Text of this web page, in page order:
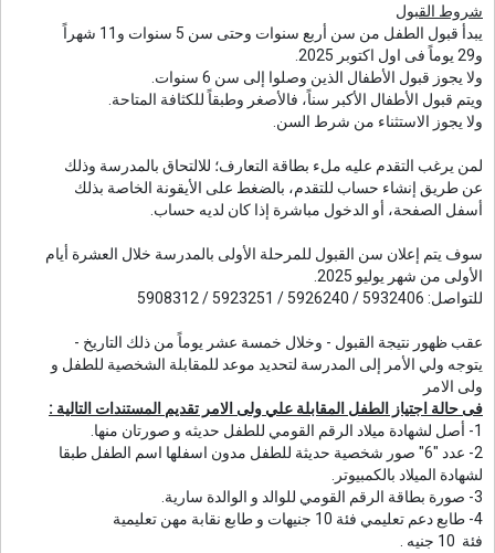
شروط القبول
يبدأ قبول الطفل من سن أربع سنوات وحتى سن 5 سنوات و11 شهراً
و29 يوماً فى اول اكتوبر 2025.
ولا يجوز قبول الأطفال الذين وصلوا إلى سن 6 سنوات.
ويتم قبول الأطفال الأكبر سناً، فالأصغر وطبقاً للكثافة المتاحة.
ولا يجوز الاستثناء من شرط السن.
لمن يرغب التقدم عليه ملء بطاقة التعارف؛ للالتحاق بالمدرسة وذلك
عن طريق إنشاء حساب للتقدم، بالضغط على الأيقونة الخاصة بذلك
أسفل الصفحة، أو الدخول مباشرة إذا كان لديه حساب.
سوف يتم إعلان سن القبول للمرحلة الأولى بالمدرسة خلال العشرة أيام
الأولى من شهر يوليو 2025.
للتواصل: 5932406 / 5926240 / 5923251 / 5908312
عقب ظهور نتيجة القبول - وخلال خمسة عشر يوماً من ذلك التاريخ -
يتوجه ولي الأمر إلى المدرسة لتحديد موعد للمقابلة الشخصية للطفل و
ولى الامر
فى حالة اجتياز الطفل المقابلة علي ولى الامر تقديم المستندات التالية :
1- أصل
لشهادة ميلاد الرقم القومي للطفل حديثه و صورتان منها.
2- عدد "6" صور شخصية حديثة للطفل مدون اسفلها اسم الطفل طبقا
لشهادة الميلاد بالكمبيوتر.
3- صورة بطاقة الرقم القومي للوالد و الوالدة سارية.
4- طابع دعم تعليمي فئة 10 جنيهات و طابع نقابة مهن تعليمية
فئة 10 جنيه .